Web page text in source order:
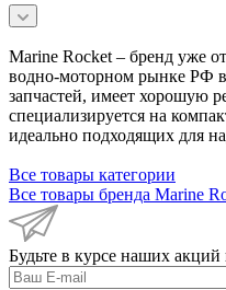
Marine Rocket – бренд уже
водно-моторном рынке РФ в
запчастей, имеет хорошую
специализируется на
идеально подходящих для
Все товары категории
Все товары бренда Marine
Будьте в курсе наших акций